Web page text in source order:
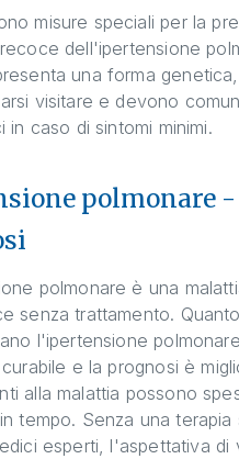
misure speciali per la
dell'ipertensione
una forma
visitare e devono
in caso di sintomi minimi.
polmonare -
polmonare è una
senza trattamento.
l'ipertensione
e la prognosi è
alla malattia possono
tempo. Senza una
esperti, l'aspettativa di